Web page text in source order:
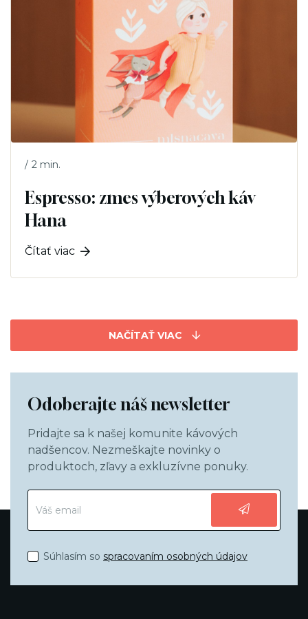
/ 2 min.
Espresso: zmes výberových káv
Hana
Čítať viac
NAČÍTAŤ VIAC
Odoberajte náš newsletter
Pridajte sa k našej komunite kávových
nadšencov. Nezmeškajte novinky o
produktoch, zľavy a exkluzívne ponuky.
Súhlasím so spracovaním osobných údajov